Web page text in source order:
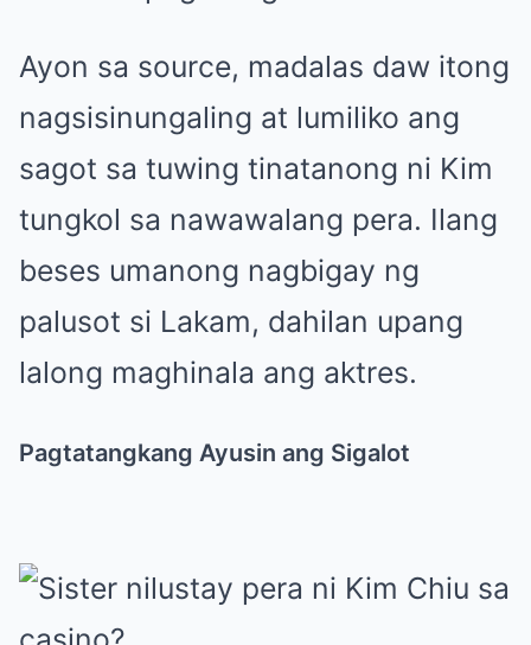
Ayon sa source, madalas daw itong
nagsisinungaling at lumiliko ang
sagot sa tuwing tinatanong ni Kim
tungkol sa nawawalang pera. Ilang
beses umanong nagbigay ng
palusot si Lakam, dahilan upang
lalong maghinala ang aktres.
Pagtatangkang Ayusin ang Sigalot